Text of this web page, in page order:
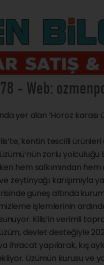
yer alan ‘Horoz
kentin tescilli
zorlu
hem salkımından
zeytinyağı karışımıyla
güneş altında
işlemlerinin
Kilis’in verimli
devlet desteğiyle
ihracat yapılarak, kış
Üzümün kurusu ve